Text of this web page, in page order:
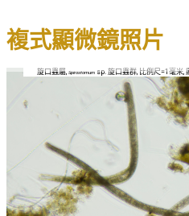
複式顯微鏡照片
旋口蟲屬, Spirostomumsp. 旋口蟲群, 比例尺=1毫米,